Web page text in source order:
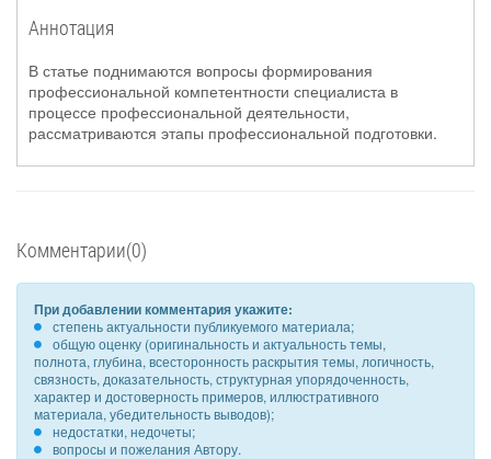
Аннотация
В статье поднимаются вопросы формирования
профессиональной компетентности специалиста в
процессе профессиональной деятельности,
рассматриваются этапы профессиональной подготовки.
Комментарии(0)
При добавлении комментария укажите:
степень актуальности публикуемого материала;
общую оценку (оригинальность и актуальность темы,
полнота, глубина, всесторонность раскрытия темы, логичность,
связность, доказательность, структурная упорядоченность,
характер и достоверность примеров, иллюстративного
материала, убедительность выводов);
недостатки, недочеты;
вопросы и пожелания Автору.